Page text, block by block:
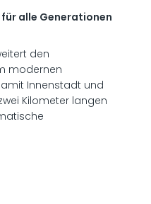
alle Generationen
den
modernen
Innenstadt und
Kilometer langen